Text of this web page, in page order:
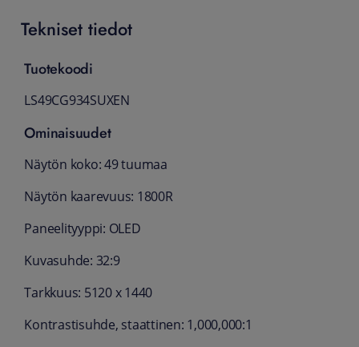
Tekniset tiedot
Tuotekoodi
LS49CG934SUXEN
Ominaisuudet
Näytön koko: 49 tuumaa
Näytön kaarevuus: 1800R
Paneelityyppi: OLED
Kuvasuhde: 32:9
Tarkkuus: 5120 x 1440
Kontrastisuhde, staattinen: 1,000,000:1